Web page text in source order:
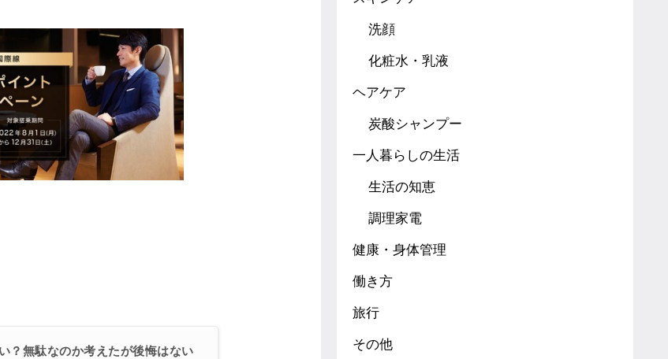
？無駄なのか考えたが後悔はない
洗顔
化粧水・乳液
ヘアケア
炭酸シャンプー
一人暮らしの生活
生活の知恵
調理家電
健康・身体管理
働き方
旅行
その他